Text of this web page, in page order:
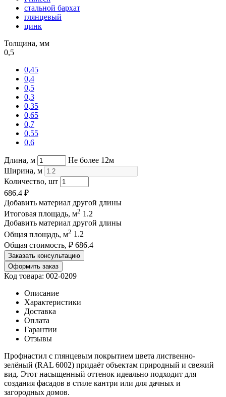
стальной бархат
глянцевый
цинк
Толщина, мм
0,5
0,45
0,4
0,5
0,3
0,35
0,65
0,7
0,55
0,6
Длина, м
Не более 12м
Ширина, м
Количество, шт
686.4 ₽
Добавить материал другой длины
Итоговая площадь, м2 1.2
Добавить материал другой длины
Общая площадь, м2 1.2
Общая стоимость, ₽ 686.4
Заказать консультацию
Оформить заказ
Код товара: 002-0209
Описание
Характеристики
Доставка
Оплата
Гарантии
Отзывы
Профнастил с глянцевым покрытием цвета лиственно-
зелёный (RAL 6002) придаёт объектам природный и свежий
вид. Этот насыщенный оттенок идеально подходит для
создания фасадов в стиле кантри или для дачных и
загородных домов.